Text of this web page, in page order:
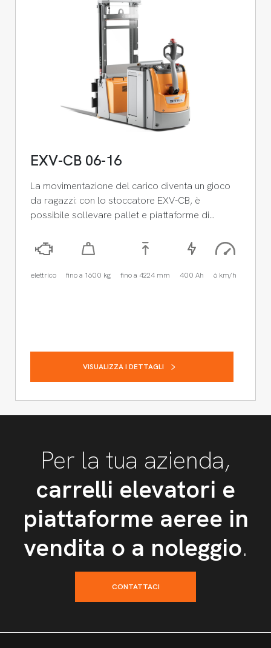
EXV-CB 06-16
La movimentazione del carico diventa un gioco
da ragazzi: con lo stoccatore EXV-CB, è
possibile sollevare pallet e piattaforme di…
elettrico fino a 1600 kg fino a 4224 mm 400 Ah 6 km/h
VISUALIZZA I DETTAGLI
Per la tua azienda,
carrelli elevatori e
piattaforme aeree in
vendita o a noleggio.
CONTATTACI